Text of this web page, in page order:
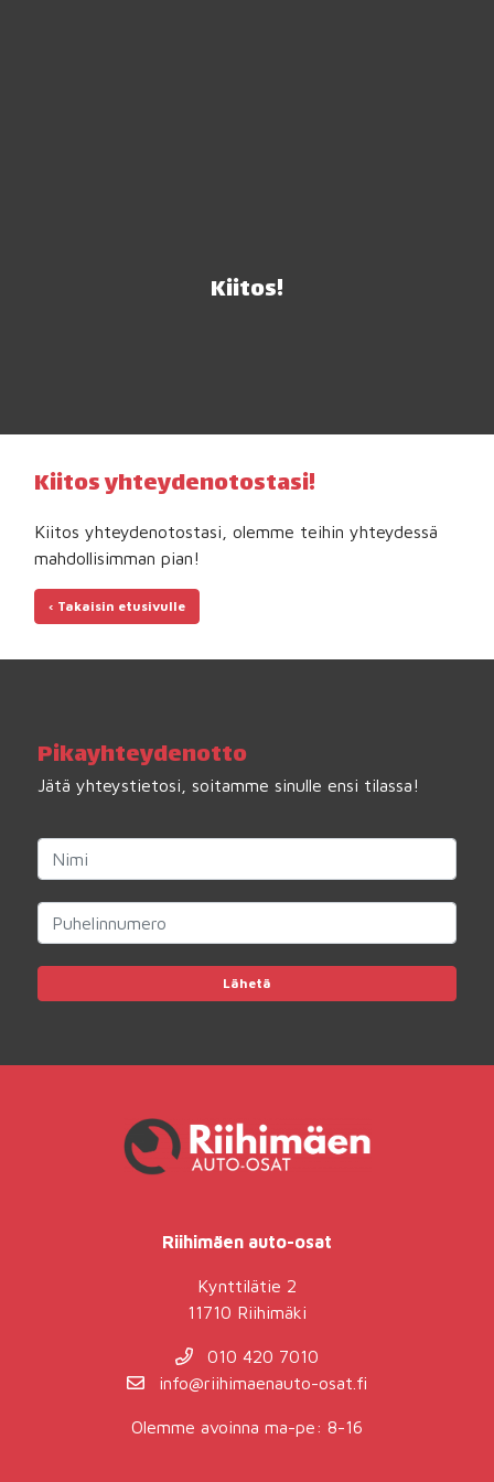
Kiitos!
Kiitos yhteydenotostasi!
Kiitos yhteydenotostasi, olemme teihin yhteydessä
mahdollisimman pian!
‹ Takaisin etusivulle
Pika­yhteydenotto
Jätä yhteystietosi, soitamme sinulle ensi tilassa!
Lähetä
Riihimäen auto-osat
Kynttilätie 2
11710 Riihimäki
010 420 7010
info@riihimaenauto-osat.fi
Olemme avoinna ma-pe: 8-16